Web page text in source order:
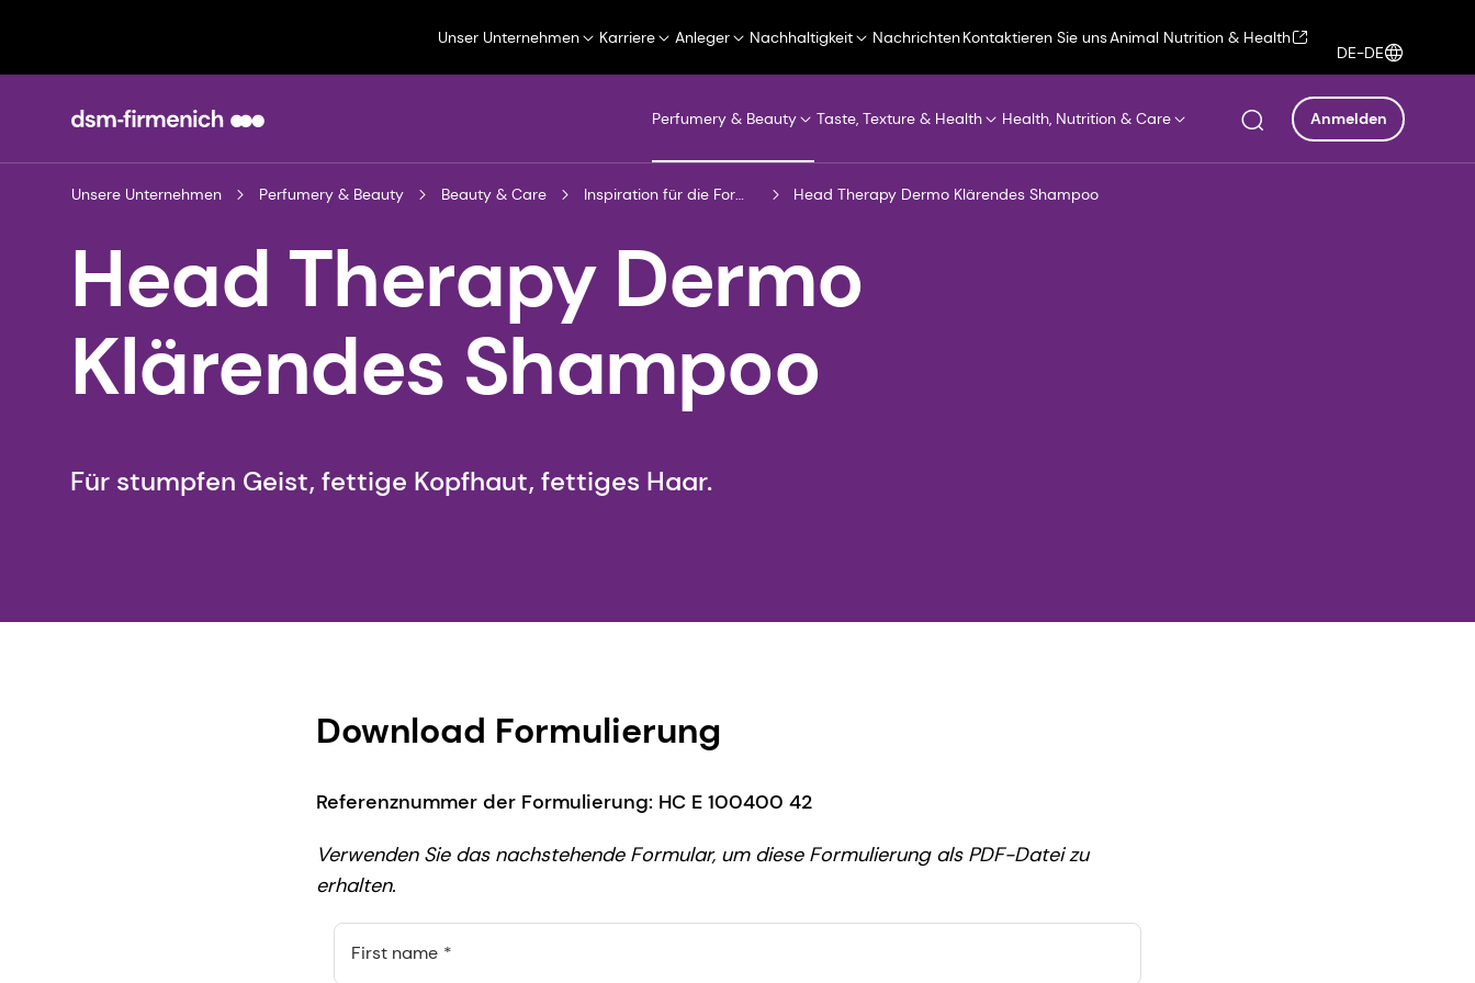
Unser Unternehmen Karriere Anleger Nachhaltigkeit NachrichtenKontaktieren Sie unsAnimal Nutrition & Health
DE-DE
Perfumery & Beauty Taste, Texture & Health Health, Nutrition & Care Anmelden
Unsere Unternehmen Perfumery & Beauty Beauty & Care Inspiration für die Formulierung Head Therapy Dermo Klärendes Shampoo
Head Therapy Dermo
Klärendes Shampoo
Für stumpfen Geist, fettige Kopfhaut, fettiges Haar.
Download Formulierung
Referenznummer der Formulierung: HC E 100400 42
Verwenden Sie das nachstehende Formular, um diese Formulierung als PDF-Datei zu
erhalten.
First name